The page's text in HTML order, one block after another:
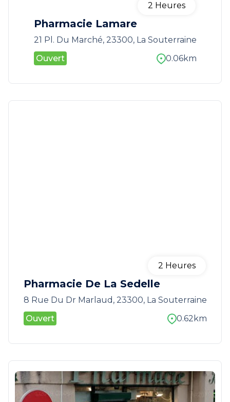
Pharmacie Lamare
2 Heures
21 Pl. Du Marché, 23300, La Souterraine
Ouvert
0.06km
Pharmacie De La Sedelle
2 Heures
8 Rue Du Dr Marlaud, 23300, La Souterraine
Ouvert
0.62km